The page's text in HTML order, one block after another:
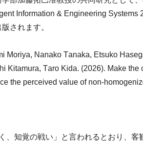
Information & Engineering Systems
されます。
Moriya, Nanako Tanaka, Etsuko
Kitamura, Taro Kida. (2026). Make the
the perceived value of non-
、知覚の戦い」と言われるとおり、客